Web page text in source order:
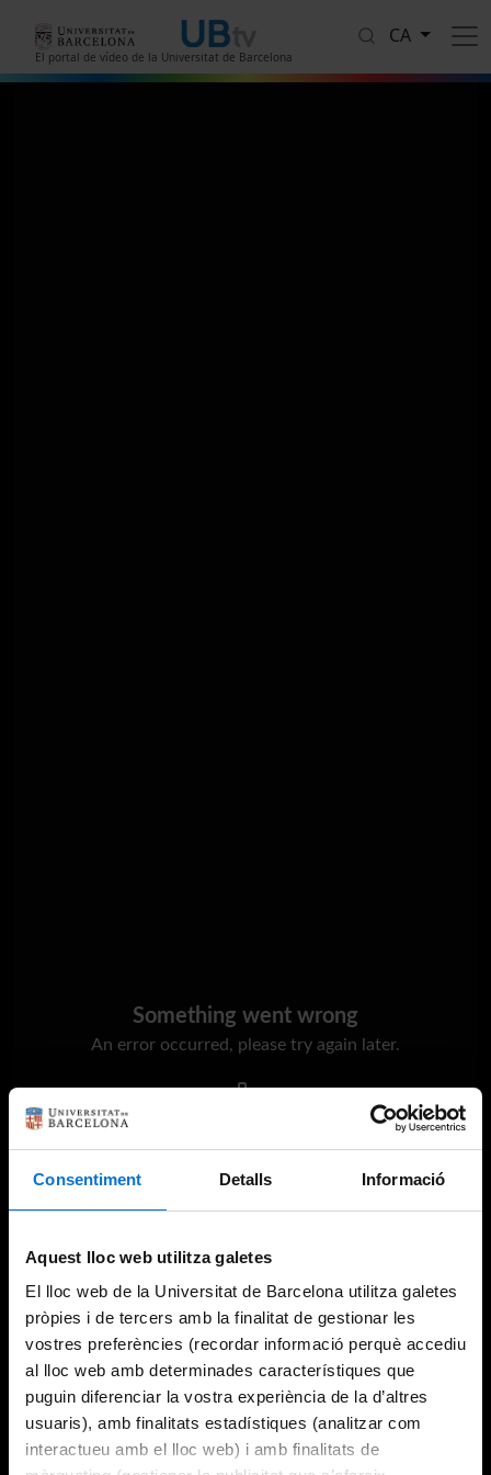
Consentiment Detalls Informació
Aquest lloc web utilitza galetes
El lloc web de la Universitat de Barcelona utilitza galetes
pròpies i de tercers amb la finalitat de gestionar les
vostres preferències (recordar informació perquè accediu
al lloc web amb determinades característiques que
puguin diferenciar la vostra experiència de la d’altres
usuaris), amb finalitats estadístiques (analitzar com
interactueu amb el lloc web) i amb finalitats de
El portal de vídeo de la Universitat de Barcelona
CA
Something went wrong
An error occurred, please try again later.